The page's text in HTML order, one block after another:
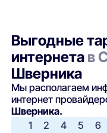
Выгодные
интернета в
Шверника
Мы располагаем
интернет
Шверника.
1
2 4 5 6